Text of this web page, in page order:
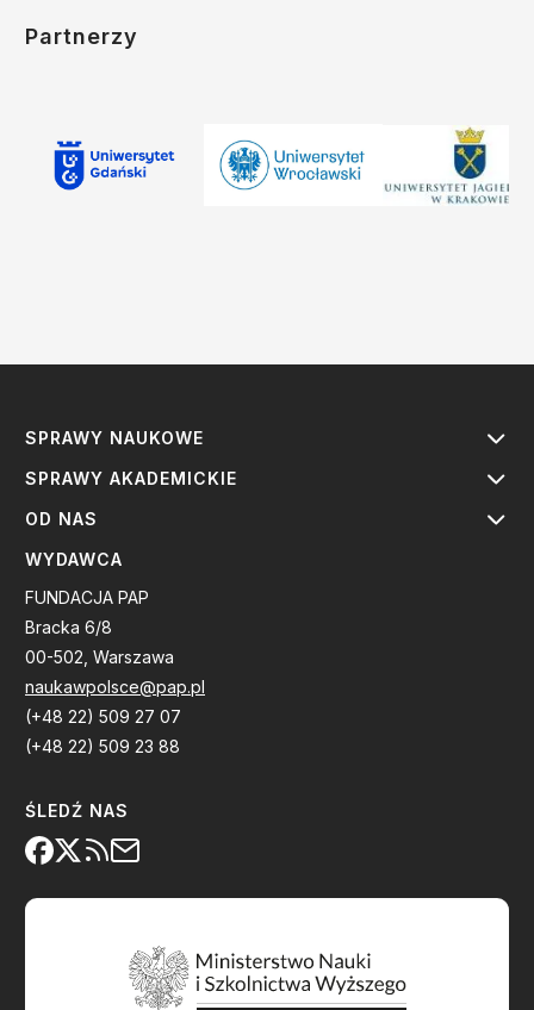
Partnerzy
SPRAWY NAUKOWE
SPRAWY AKADEMICKIE
OD NAS
WYDAWCA
FUNDACJA PAP
Bracka 6/8
00-502, Warszawa
naukawpolsce@pap.pl
(+48 22) 509 27 07
(+48 22) 509 23 88
ŚLEDŹ NAS